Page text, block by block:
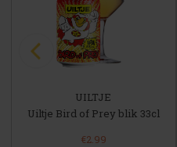
UILTJE
Uiltje Bird of Prey blik 33cl
€2.99